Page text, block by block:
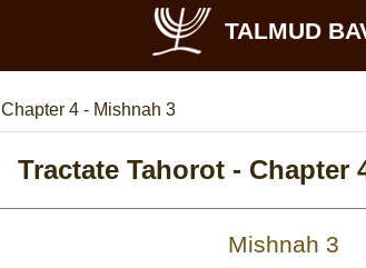
TALMUD
Chapter 4 - Mishnah 3
Tractate Tahorot - Chapter